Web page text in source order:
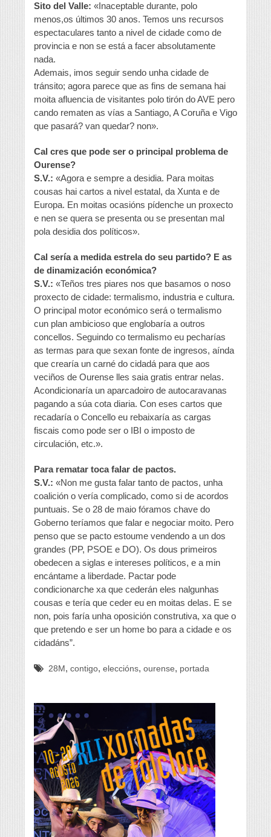
Sito del Valle: «Inaceptable durante, polo
menos,os últimos 30 anos. Temos uns recursos
espectaculares tanto a nivel de cidade como de
provincia e non se está a facer absolutamente
nada.
Ademais, imos seguir sendo unha cidade de
tránsito; agora parece que as fins de semana hai
moita afluencia de visitantes polo tirón do AVE pero
cando rematen as vías a Santiago, A Coruña e Vigo
que pasará? van quedar? non».
Cal cres que pode ser o principal problema de
Ourense?
S.V.: «Agora e sempre a desidia. Para moitas
cousas hai cartos a nivel estatal, da Xunta e de
Europa. En moitas ocasións pídenche un proxecto
e nen se quera se presenta ou se presentan mal
pola desidia dos políticos».
Cal sería a medida estrela do seu partido? E as
de dinamización económica?
S.V.: «Teños tres piares nos que basamos o noso
proxecto de cidade: termalismo, industria e cultura.
O principal motor económico será o termalismo
cun plan ambicioso que englobaría a outros
concellos. Seguindo co termalismo eu pecharías
as termas para que sexan fonte de ingresos, aínda
que crearía un carné do cidadá para que aos
veciños de Ourense lles saia gratis entrar nelas.
Acondicionaría un aparcadoiro de autocaravanas
pagando a súa cota diaria. Con eses cartos que
recadaría o Concello eu rebaixaría as cargas
fiscais como pode ser o IBI o imposto de
circulación, etc.».
Para rematar toca falar de pactos.
S.V.: «Non me gusta falar tanto de pactos, unha
coalición o vería complicado, como si de acordos
puntuais. Se o 28 de maio fóramos chave do
Goberno teríamos que falar e negociar moito. Pero
penso que se pacto estoume vendendo a un dos
grandes (PP, PSOE e DO). Os dous primeiros
obedecen a siglas e intereses políticos, e a min
encántame a liberdade. Pactar pode
condicionarche xa que cederán eles nalgunhas
cousas e tería que ceder eu en moitas delas. E se
non, pois faría unha oposición construtiva, xa que o
que pretendo e ser un home bo para a cidade e os
cidadáns”.
28M , contigo, eleccións, ourense, portada